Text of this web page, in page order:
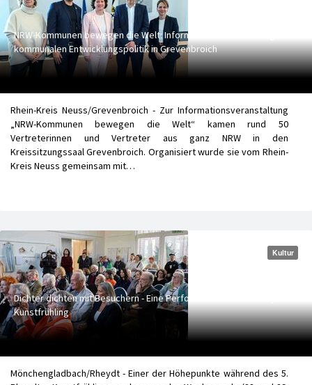
NRW-Kommunen bewegen die Welt: Informationsveranstaltung zur
kommunalen Entwicklungspolitik in Grevenbroich
Rhein-Kreis Neuss/Grevenbroich - Zur Informationsveranstaltung
„NRW-Kommunen bewegen die Welt“ kamen rund 50
Vertreterinnen und Vertreter aus ganz NRW in den
Kreissitzungssaal Grevenbroich. Organisiert wurde sie vom Rhein-
Kreis Neuss gemeinsam mit…
Kultur
Dichter dichten mit Besuchern - Eine Performance beim 5. Rheydter
Kunstfrühling
Mönchengladbach/Rheydt - Einer der Höhepunkte während des 5.